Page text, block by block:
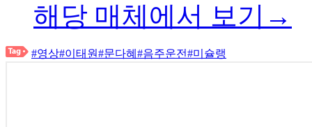
해당 매체에서 보기→
#영상#이태원#문다혜 #음주운전#미슐랭